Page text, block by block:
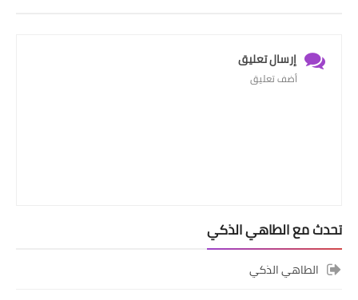
إرسال تعليق
أضف تعليق
تحدث مع الطاهي الذكي
الطاهي الذكي